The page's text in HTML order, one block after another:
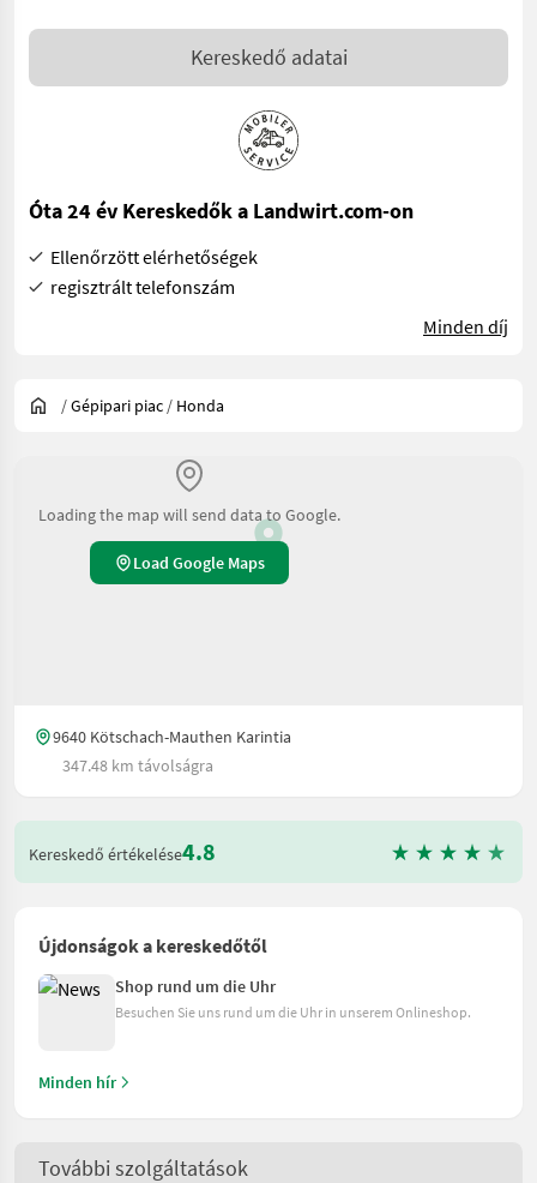
Kereskedő adatai
Óta 24 év Kereskedők a Landwirt.com-on
Ellenőrzött elérhetőségek
regisztrált telefonszám
Minden díj
/Gépipari piac / Honda
Loading the map will send data to Google.
Load Google Maps
9640 Kötschach-Mauthen Karintia
347.48 km távolságra
Kereskedő értékelése4.8
Újdonságok a kereskedőtől
Shop rund um die Uhr
Besuchen Sie uns rund um die Uhr in unserem Onlineshop.
Minden hír
További szolgáltatások